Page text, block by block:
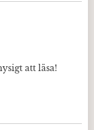
att läsa!